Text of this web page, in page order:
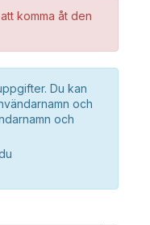
komma åt den
Du kan
och
och